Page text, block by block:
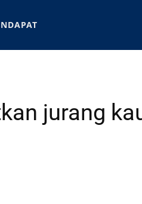
jurang